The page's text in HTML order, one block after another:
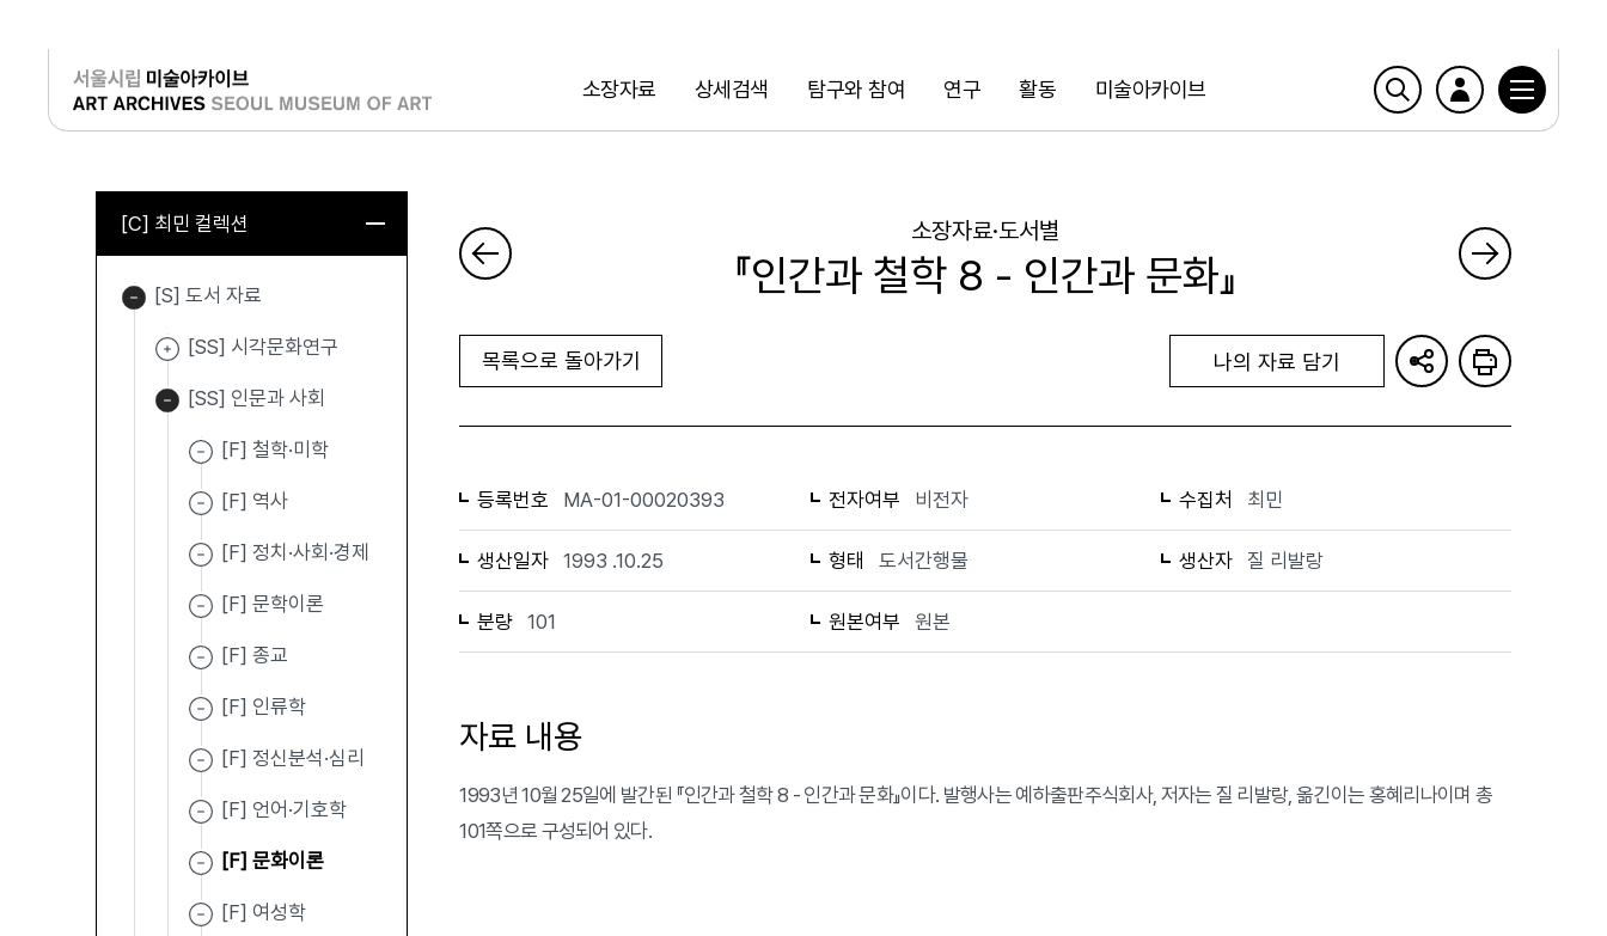
소장자료 상세검색 탐구와 참여 연구 활동 미술아카이브
검색
로그인
[C] 최민 컬렉션
[S] 도서 자료
[SS] 시각문화연구
[SS] 인문과 사회
[F] 철학·미학
[F] 역사
[F] 정치·사회·경제
[F] 문학이론
[F] 종교
[F] 인류학
[F] 정신분석·심리
[F] 언어·기호학
[F] 문화이론
[F] 여성학
소장자료·도서별
『인간과 철학 8 - 인간과 문화』
목록으로 돌아가기 나의 자료 담기
등록번호 MA-01-00020393 전자여부 비전자 수집처 최민
생산일자 1993 .10.25 형태 도서간행물 생산자 질 리발랑
분량 101 원본여부 원본
자료 내용
1993년 10월 25일에 발간된 『인간과 철학 8 - 인간과 문화』이다. 발행사는 예하출판주식회사, 저자는 질 리발랑, 옮긴이는 홍혜리나이며 총
101쪽으로 구성되어 있다.